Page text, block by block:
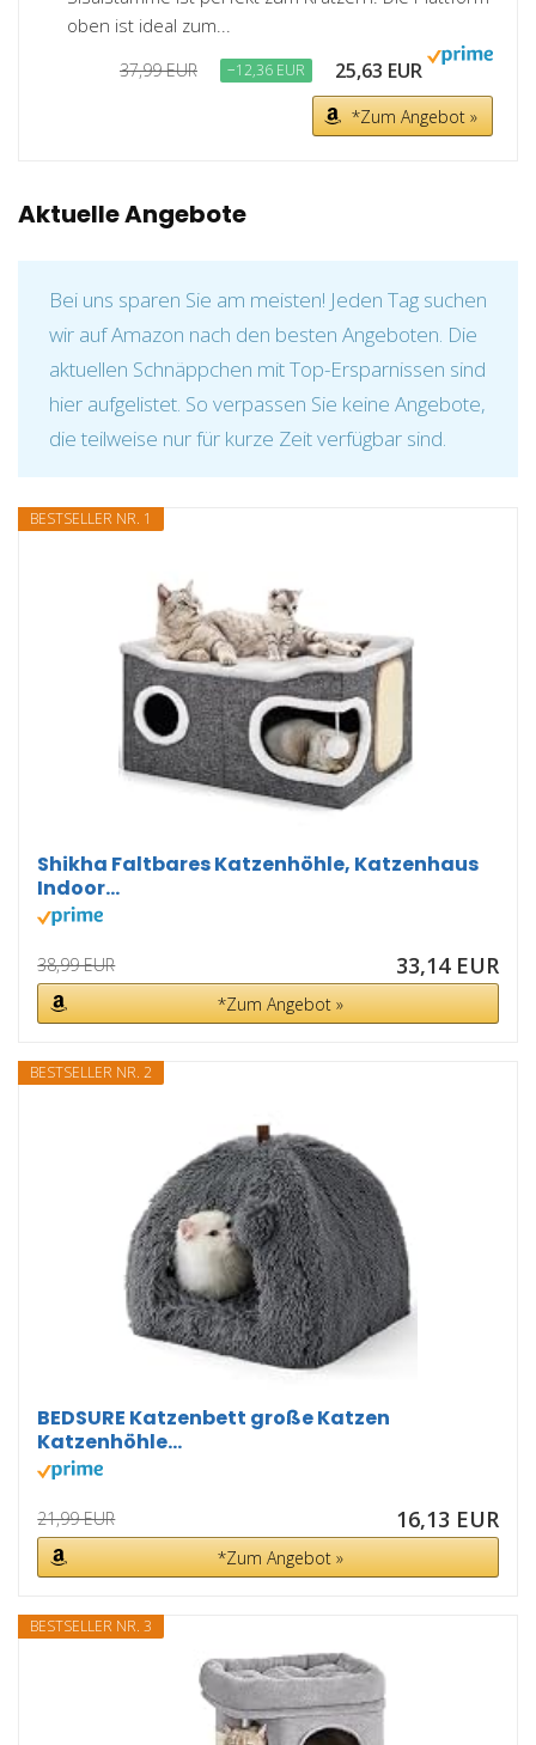
oben ist ideal zum...
37,99 EUR −12,36 EUR 25,63 EUR
*Zum Angebot »
Aktuelle Angebote
Bei uns sparen Sie am meisten! Jeden Tag suchen
wir auf Amazon nach den besten Angeboten. Die
aktuellen Schnäppchen mit Top-Ersparnissen sind
hier aufgelistet. So verpassen Sie keine Angebote,
die teilweise nur für kurze Zeit verfügbar sind.
BESTSELLER NR. 1
Shikha Faltbares Katzenhöhle, Katzenhaus
Indoor...
38,99 EUR 33,14 EUR
*Zum Angebot »
BESTSELLER NR. 2
BEDSURE Katzenbett große Katzen
Katzenhöhle...
21,99 EUR 16,13 EUR
*Zum Angebot »
BESTSELLER NR. 3